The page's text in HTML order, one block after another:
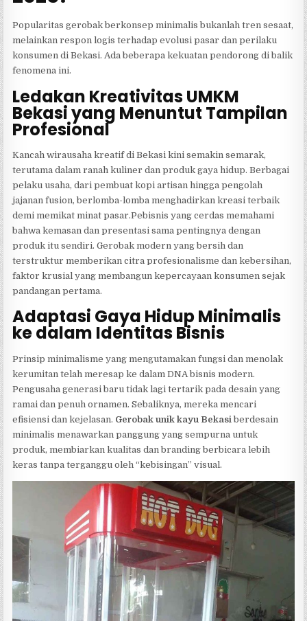
Popularitas gerobak berkonsep minimalis bukanlah tren sesaat,
melainkan respon logis terhadap evolusi pasar dan perilaku
konsumen di Bekasi. Ada beberapa kekuatan pendorong di balik
fenomena ini.
Ledakan Kreativitas UMKM
Bekasi yang Menuntut Tampilan
Profesional
Kancah wirausaha kreatif di Bekasi kini semakin semarak,
terutama dalam ranah kuliner dan produk gaya hidup. Berbagai
pelaku usaha, dari pembuat kopi artisan hingga pengolah
jajanan fusion, berlomba-lomba menghadirkan kreasi terbaik
demi memikat minat pasar.Pebisnis yang cerdas memahami
bahwa kemasan dan presentasi sama pentingnya dengan
produk itu sendiri. Gerobak modern yang bersih dan
terstruktur memberikan citra profesionalisme dan kebersihan,
faktor krusial yang membangun kepercayaan konsumen sejak
pandangan pertama.
Adaptasi Gaya Hidup Minimalis
ke dalam Identitas Bisnis
Prinsip minimalisme yang mengutamakan fungsi dan menolak
kerumitan telah meresap ke dalam DNA bisnis modern.
Pengusaha generasi baru tidak lagi tertarik pada desain yang
ramai dan penuh ornamen. Sebaliknya, mereka mencari
efisiensi dan kejelasan. Gerobak unik kayu Bekasi berdesain
minimalis menawarkan panggung yang sempurna untuk
produk, membiarkan kualitas dan branding berbicara lebih
keras tanpa terganggu oleh “kebisingan” visual.